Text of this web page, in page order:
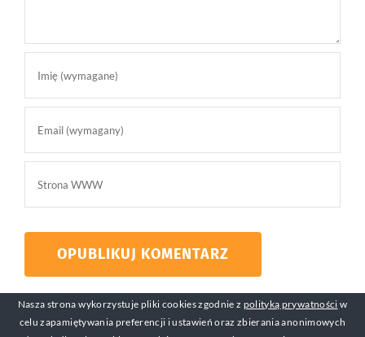
Nasza strona wykorzystuje pliki cookies zgodnie z polityką prywatności w
celu zapamiętywania preferencji i ustawień oraz zbierania anonimowych